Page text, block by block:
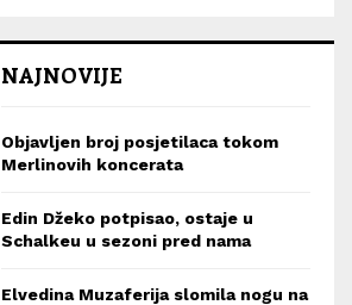
NAJNOVIJE
Objavljen broj posjetilaca tokom
Merlinovih koncerata
Edin Džeko potpisao, ostaje u
Schalkeu u sezoni pred nama
Elvedina Muzaferija slomila nogu na